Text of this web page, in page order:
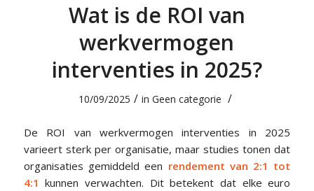
Wat is de ROI van
werkvermogen
interventies in 2025?
10/09/2025 / in Geen categorie /
De ROI van werkvermogen interventies in 2025
varieert sterk per organisatie, maar studies tonen dat
organisaties gemiddeld een rendement van 2:1 tot
4:1 kunnen verwachten. Dit betekent dat elke euro